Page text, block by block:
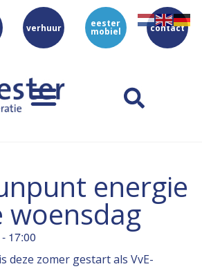
verhuur eester
mobiel contact
energie
woensdag
- 17:00
deze zomer gestart als VvE-